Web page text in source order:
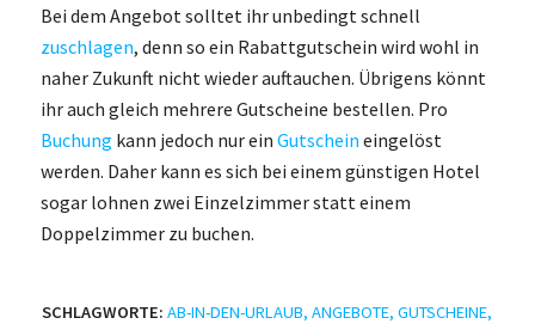
Bei dem Angebot solltet ihr unbedingt schnell
zuschlagen, denn so ein Rabattgutschein wird wohl in
naher Zukunft nicht wieder auftauchen. Übrigens könnt
ihr auch gleich mehrere Gutscheine bestellen. Pro
Buchung kann jedoch nur ein Gutschein eingelöst
werden. Daher kann es sich bei einem günstigen Hotel
sogar lohnen zwei Einzelzimmer statt einem
Doppelzimmer zu buchen.
SCHLAGWORTE: AB-IN-DEN-URLAUB,ANGEBOTE,GUTSCHEINE,